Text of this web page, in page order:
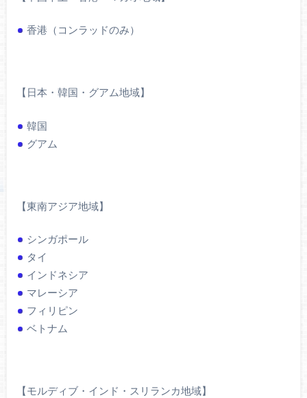
香港（コンラッドのみ）
【日本・韓国・グアム地域】
韓国
グアム
【東南アジア地域】
シンガポール
タイ
インドネシア
マレーシア
フィリピン
ベトナム
【モルディブ・インド・スリランカ地域】